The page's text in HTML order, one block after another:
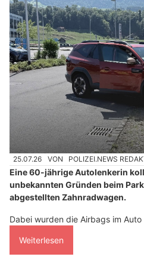
25.07.26 VON POLIZEI.NEWS
Eine 60-jährige Autolenkerin
unbekannten Gründen beim
abgestellten Zahnradwagen.
Dabei wurden die Airbags im Auto
Weiterlesen